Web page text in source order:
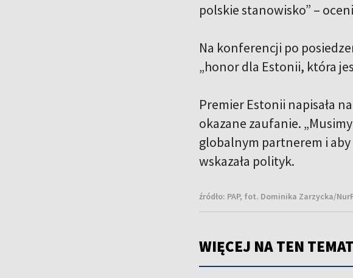
polskie stanowisko” –
Na konferencji po
„honor dla Estonii, która
Premier Estonii napisała
okazane zaufanie.
globalnym partnerem i
wskazała polityk.
źródło: PAP, fot. Dominika Zarzycka/
WIĘCEJ NA TEN TEMAT